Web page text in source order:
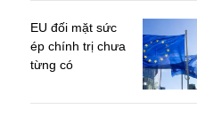
EU đối mặt sức
ép chính trị chưa
từng có